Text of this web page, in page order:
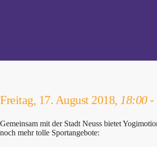
Freitag, 17. August 2018, 18:00
Gemeinsam mit der Stadt Neuss bietet
noch mehr tolle Sportangebote: